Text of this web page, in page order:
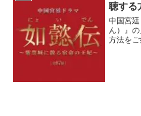
聴する
中国宮
ん）』
方法を